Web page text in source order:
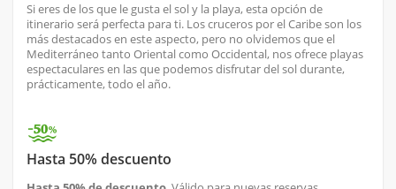
Si eres de los que le gusta el sol y la playa, esta opción de
itinerario será perfecta para ti. Los cruceros por el Caribe son los
más destacados en este aspecto, pero no olvidemos que el
Mediterráneo tanto Oriental como Occidental, nos ofrece playas
espectaculares en las que podemos disfrutar del sol durante,
prácticamente, todo el año.
Hasta 50% descuento